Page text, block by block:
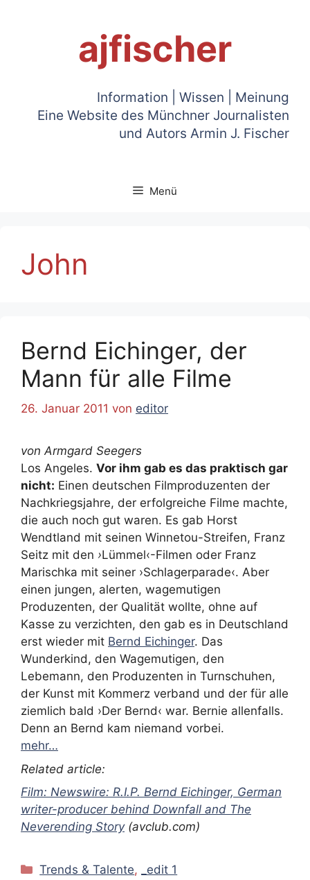
ajfischer
Information | Wissen | Meinung
Eine Website des Münchner Journalisten
und Autors Armin J. Fischer
Menü
John
Bernd Eichinger, der
Mann für alle Filme
26. Januar 2011 von editor
von Armgard Seegers
Los Angeles. Vor ihm gab es das praktisch gar
nicht: Einen deutschen Filmproduzenten der
Nachkriegsjahre, der erfolgreiche Filme machte,
die auch noch gut waren. Es gab Horst
Wendtland mit seinen Winnetou-Streifen, Franz
Seitz mit den ›Lümmel‹-Filmen oder Franz
Marischka mit seiner ›Schlagerparade‹. Aber
einen jungen, alerten, wagemutigen
Produzenten, der Qualität wollte, ohne auf
Kasse zu verzichten, den gab es in Deutschland
erst wieder mit Bernd Eichinger. Das
Wunderkind, den Wagemutigen, den
Lebemann, den Produzenten in Turnschuhen,
der Kunst mit Kommerz verband und der für alle
ziemlich bald ›Der Bernd‹ war. Bernie allenfalls.
Denn an Bernd kam niemand vorbei.
mehr…
Related article:
Film: Newswire: R.I.P. Bernd Eichinger, German
writer-producer behind Downfall and The
Neverending Story(avclub.com)
Kategorien
Trends & Talente,
_edit 1